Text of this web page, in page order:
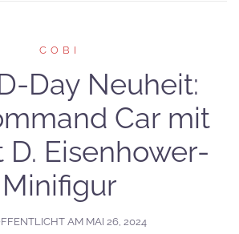
COBI
Day Neuheit:
Car mit
D. Eisenhower-
Minifigur
AM MAI 26, 2024